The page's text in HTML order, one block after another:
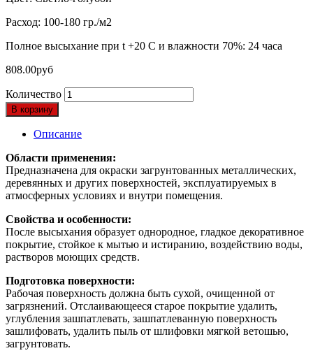
Расход: 100-180 гр./м2
Полное высыхание при t +20 С и влажности 70%: 24 часа
808.00руб
Количество
В корзину
Описание
Области применения:
Предназначена для окраски загрунтованных металлических,
деревянных и других поверхностей, эксплуатируемых в
атмосферных условиях и внутри помещения.
Свойства и особенности:
После высыхания образует однородное, гладкое декоративное
покрытие, стойкое к мытью и истиранию, воздействию воды,
растворов моющих средств.
Подготовка поверхности:
Рабочая поверхность должна быть сухой, очищенной от
загрязнений. Отслаивающееся старое покрытие удалить,
углубления зашпатлевать, зашпатлеванную поверхность
зашлифовать, удалить пыль от шлифовки мягкой ветошью,
загрунтовать.